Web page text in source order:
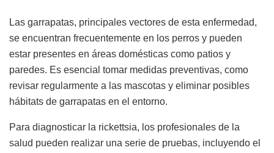
Las garrapatas, principales vectores de esta enfermedad,
se encuentran frecuentemente en los perros y pueden
estar presentes en áreas domésticas como patios y
paredes. Es esencial tomar medidas preventivas, como
revisar regularmente a las mascotas y eliminar posibles
hábitats de garrapatas en el entorno.
Para diagnosticar la rickettsia, los profesionales de la
salud pueden realizar una serie de pruebas, incluyendo el